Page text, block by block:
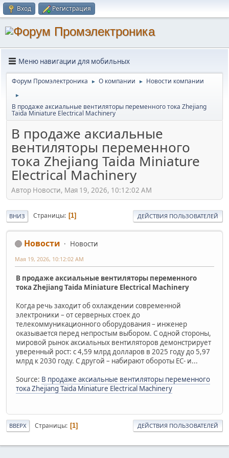
Вход Регистрация
Меню навигации для мобильных
Форум Промэлектроника ► О компании ► Новости компании
►
В продаже аксиальные вентиляторы переменного тока Zhejiang
Taida Miniature Electrical Machinery
В продаже аксиальные
вентиляторы переменного
тока Zhejiang Taida Miniature
Electrical Machinery
Автор Новости, Мая 19, 2026, 10:12:02 AM
ВНИЗ Страницы 1 ДЕЙСТВИЯ ПОЛЬЗОВАТЕЛЕЙ
Новости Новости
Мая 19, 2026, 10:12:02 AM
В продаже аксиальные вентиляторы переменного
тока Zhejiang Taida Miniature Electrical Machinery
Когда речь заходит об охлаждении современной
электроники – от серверных стоек до
телекоммуникационного оборудования – инженер
оказывается перед непростым выбором. С одной стороны,
мировой рынок аксиальных вентиляторов демонстрирует
уверенный рост: с 4,59 млрд долларов в 2025 году до 5,97
млрд к 2030 году. С другой – набирают обороты EC- и...
Source: В продаже аксиальные вентиляторы переменного
тока Zhejiang Taida Miniature Electrical Machinery
ВВЕРХ Страницы 1 ДЕЙСТВИЯ ПОЛЬЗОВАТЕЛЕЙ